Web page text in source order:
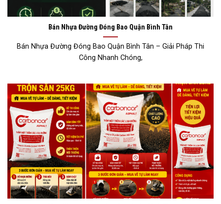
Bán Nhựa Đường Đóng Bao Quận Bình Tân
Bán Nhựa Đường Đóng Bao Quận Bình Tân – Giải Pháp Thi
Công Nhanh Chóng,